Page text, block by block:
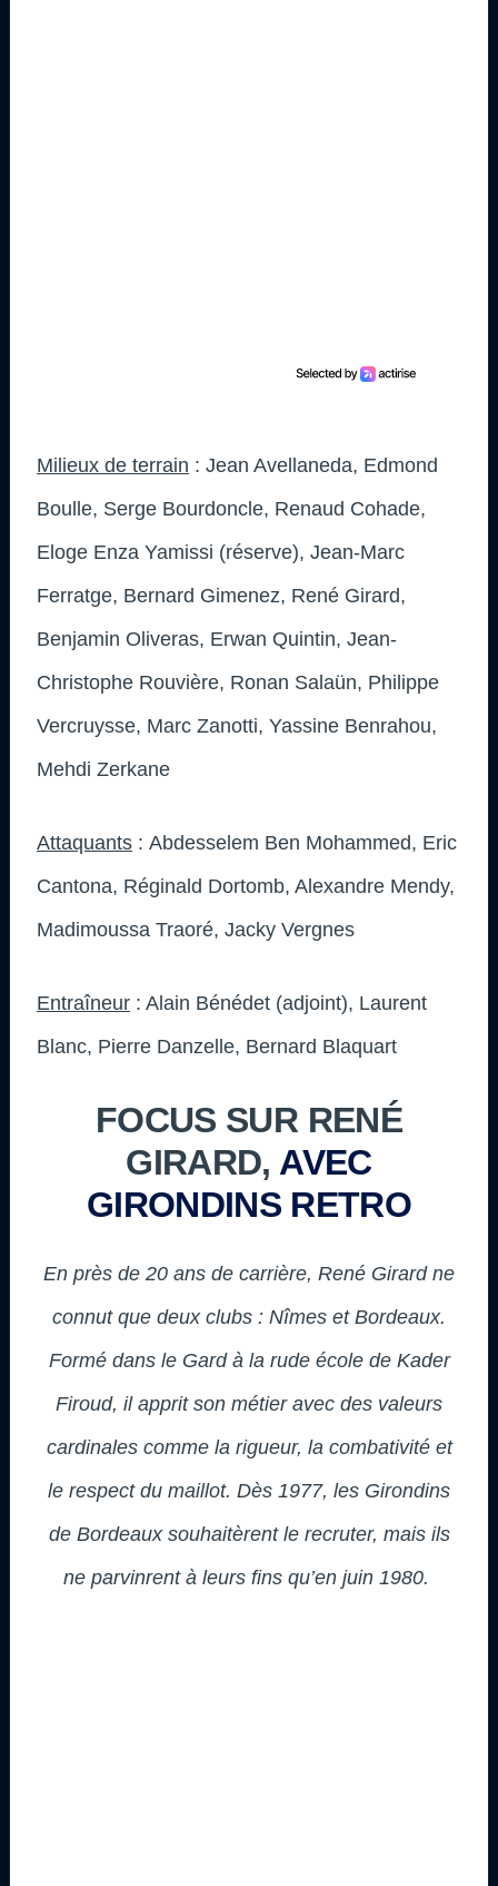
Milieux de terrain : Jean Avellaneda, Edmond
Boulle, Serge Bourdoncle, Renaud Cohade,
Eloge Enza Yamissi (réserve), Jean-Marc
Ferratge, Bernard Gimenez, René Girard,
Benjamin Oliveras, Erwan Quintin, Jean-
Christophe Rouvière, Ronan Salaün, Philippe
Vercruysse, Marc Zanotti, Yassine Benrahou,
Mehdi Zerkane
Attaquants : Abdesselem Ben Mohammed, Eric
Cantona, Réginald Dortomb, Alexandre Mendy,
Madimoussa Traoré, Jacky Vergnes
Entraîneur : Alain Bénédet (adjoint), Laurent
Blanc, Pierre Danzelle, Bernard Blaquart
FOCUS SUR RENÉ
GIRARD, AVEC
GIRONDINS RETRO
En près de 20 ans de carrière, René Girard ne
connut que deux clubs : Nîmes et Bordeaux.
Formé dans le Gard à la rude école de Kader
Firoud, il apprit son métier avec des valeurs
cardinales comme la rigueur, la combativité et
le respect du maillot. Dès 1977, les Girondins
de Bordeaux souhaitèrent le recruter, mais ils
ne parvinrent à leurs fins qu’en juin 1980.